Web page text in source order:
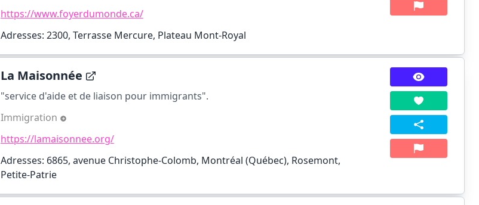
https://www.foyerdumonde.ca/
Adresses: 2300, Terrasse Mercure, Plateau Mont-Royal
La Maisonnée
"service d'aide et de liaison pour immigrants".
Immigration
https://lamaisonnee.org/
Adresses: 6865, avenue Christophe-Colomb, Montréal (Québec), Rosemont,
Petite-Patrie